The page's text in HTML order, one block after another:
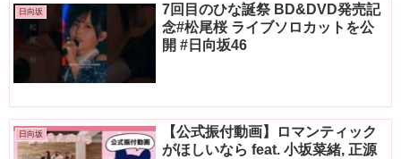
日向坂
7回目のひな誕祭 BD&DVD発売記
念#松尾桜 ライブソロカットを公
開 #日向坂46
日向坂
【公式振付動画】ロマンティック
がほしいなら feat. 小坂菜緒, 正源